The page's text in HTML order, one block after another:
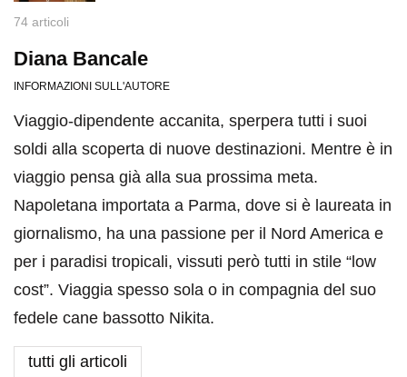
74 articoli
Diana Bancale
INFORMAZIONI SULL'AUTORE
Viaggio-dipendente accanita, sperpera tutti i suoi
soldi alla scoperta di nuove destinazioni. Mentre è in
viaggio pensa già alla sua prossima meta.
Napoletana importata a Parma, dove si è laureata in
giornalismo, ha una passione per il Nord America e
per i paradisi tropicali, vissuti però tutti in stile “low
cost”. Viaggia spesso sola o in compagnia del suo
fedele cane bassotto Nikita.
tutti gli articoli